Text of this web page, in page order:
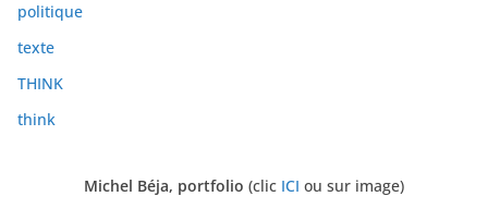
politique
texte
THINK
think
Michel Béja, portfolio (clic ICI ou sur image)